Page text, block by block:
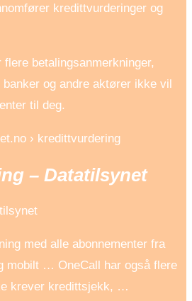
kredittvurderinger og
betalingsanmerkninger,
og andre aktører ikke vil
til deg.
› kredittvurdering
– Datatilsynet
med alle abonnementer fra
mobilt … OneCall har også flere
krever kredittsjekk, …